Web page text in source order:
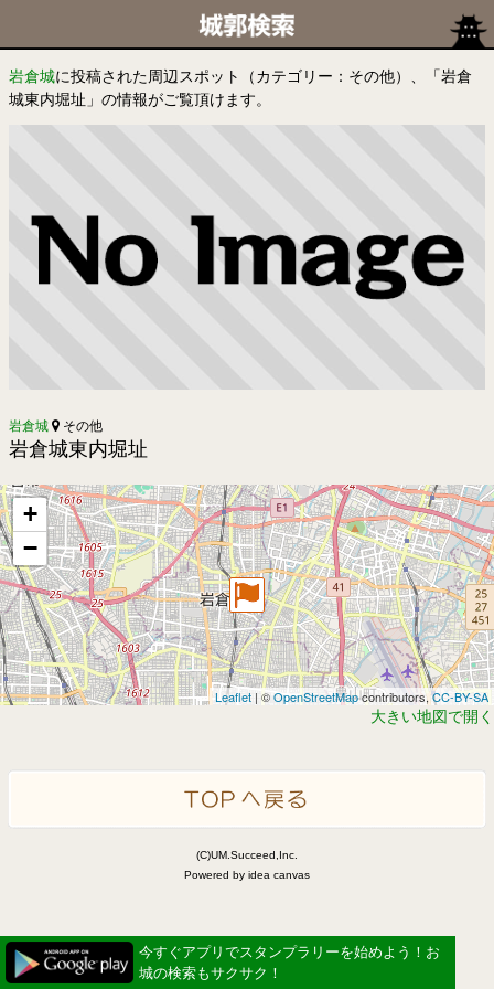
岩倉城に投稿された周辺スポット（カテゴリー：その他）、「岩倉
城東内堀址」の情報がご覧頂けます。
岩倉城 その他
岩倉城東内堀址
+
−
Leaflet | ©OpenStreetMapcontributors,CC-BY-SA
大きい地図で開く
(C)UM.Succeed,Inc.
Powered by idea canvas
今すぐアプリでスタンプラリーを始めよう！お
城の検索もサクサク！